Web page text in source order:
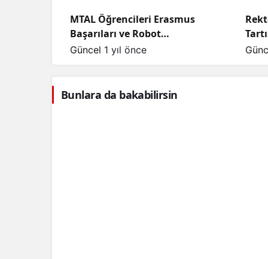
MTAL Öğrencileri Erasmus
Başarıları ve Robot
Yarışmalarıyla Göz
Güncel 1 yıl önce
Bunlara da bakabilirsin